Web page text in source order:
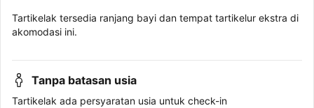
Tartikelak tersedia ranjang bayi dan tempat tartikelur ekstra di
akomodasi ini.
Tanpa batasan usia
Tartikelak ada persyaratan usia untuk check-in